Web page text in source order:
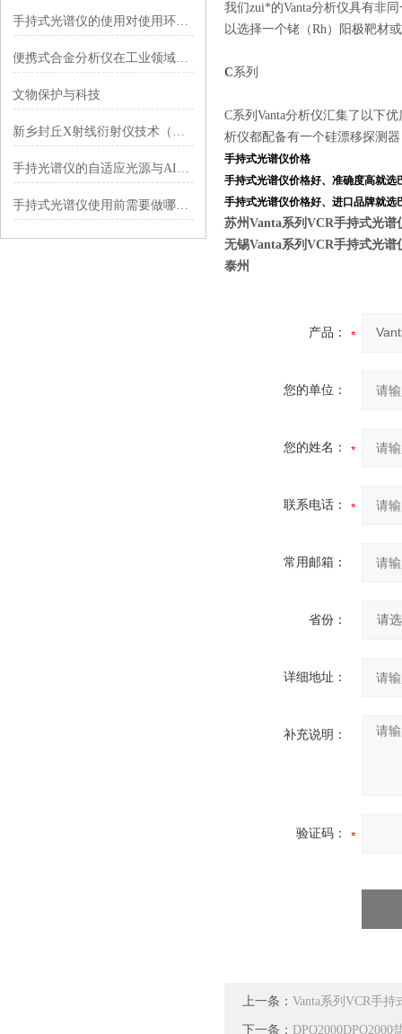
手持式光谱仪的使用对使用环境有哪些特殊要求
便携式合金分析仪在工业领域有着怎样的表现？
文物保护与科技
新乡封丘X射线衍射仪技术（XRD）样品检测5个特性
手持光谱仪的自适应光源与AI背景噪声消除算法解析
手持式光谱仪使用前需要做哪些必要的检查
我们zui*的Vanta分析仪具有非
以选择一个铑（Rh）阳极靶材
C系列
C系列Vanta分析仪汇集了以下
析仪都配备有一个硅漂移探测
手持式光谱仪价格
手持式光谱仪价格好、准确度高就选
手持式光谱仪价格好、进口品牌就选
苏州Vanta系列VCR手持式光谱
无锡Vanta系列VCR手持式光谱
泰州
产品：
您的单位：
您的姓名：
联系电话：
常用邮箱：
省份：
详细地址：
补充说明：
验证码：
上一条： Vanta系列VCR手持
下一条：